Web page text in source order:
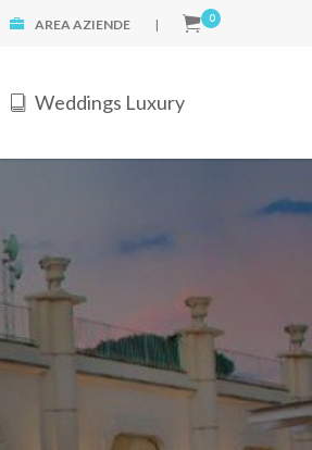
AREA AZIENDE | 0
Weddings Luxury